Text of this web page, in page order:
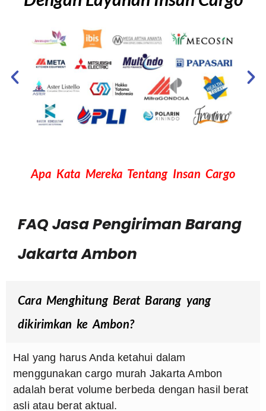
Apa Kata Mereka Tentang Insan Cargo
FAQ Jasa Pengiriman Barang
Jakarta Ambon
Cara Menghitung Berat Barang yang
dikirimkan ke Ambon?
Hal yang harus Anda ketahui dalam
menggunakan cargo murah Jakarta Ambon
adalah berat volume berbeda dengan hasil berat
asli atau berat aktual.